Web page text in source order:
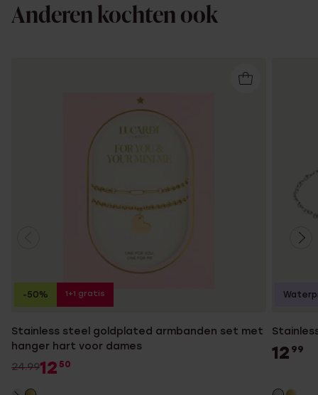
Anderen kochten ook
Stainless steel goldplated armbanden set met
hanger hart voor dames
24.9912 50
-50% 1+1 gratis
12 99